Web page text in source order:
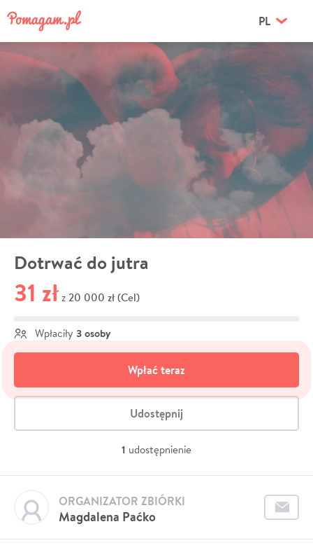
PL
Dotrwać do jutra
31 zł z 20 000 zł (Cel)
Wpłaciły 3 osoby
Wpłać teraz
Udostępnij
1 udostępnienie
Magdalena Paćko
ORGANIZATOR ZBIÓRKI